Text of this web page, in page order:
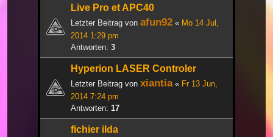
Live Pro et APC40
Letzter Beitrag von afun92 « Mo 14 Jul,
2014 1:29 pm
Antworten: 3
Hyperion LASER Controler
Letzter Beitrag von xiantia« Fr 13 Jun,
2014 7:24 pm
Antworten: 17
fichier ilda